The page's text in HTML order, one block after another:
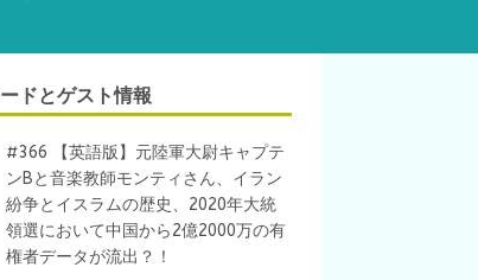
ドとゲスト情報
#366 【英語版】元陸軍大尉キャプテ
ンBと音楽教師モンティさん、イラン
紛争とイスラムの歴史、2020年大統
領選において中国から2億2000万の有
権者データが流出？！